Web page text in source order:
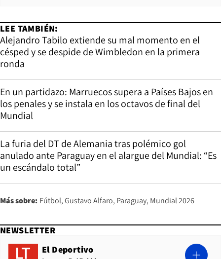
LEE TAMBIÉN:
Alejandro Tabilo extiende su mal momento en el
césped y se despide de Wimbledon en la primera
ronda
En un partidazo: Marruecos supera a Países Bajos en
los penales y se instala en los octavos de final del
Mundial
La furia del DT de Alemania tras polémico gol
anulado ante Paraguay en el alargue del Mundial: “Es
un escándalo total”
Más sobre: Fútbol Gustavo Alfaro Paraguay Mundial 2026
NEWSLETTER
El Deportivo